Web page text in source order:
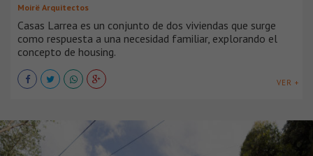
Moirë Arquitectos
Casas Larrea es un conjunto de dos viviendas que surge
como respuesta a una necesidad familiar, explorando el
concepto de housing.
VER +